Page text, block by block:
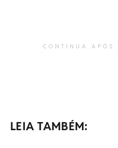
CONTINUA APÓS
LEIA TAMBÉM: